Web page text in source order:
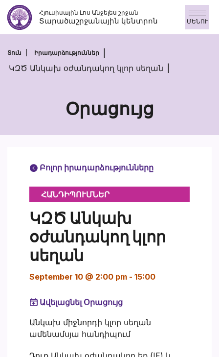
Անցնել
բովանդակությանըՀյուսիսային Լոս Անջելես շրջան
Տարածաշրջանային կենտրոն ՄԵՆՈՒ
Տուն Իրադարձություններ
ԿԶԾ Անկախ օժանդակող կլոր սեղան
Օրացույց
Բոլոր իրադարձությունները
ՀԱՆԴԻՊՈՒՄՆԵՐ
ԿԶԾ Անկախ
օժանդակող կլոր
սեղան
September 10 @ 2:00 pm - 15:00
Ավելացնել Օրացույց
Անկախ միջնորդի կլոր սեղան
ամենամսյա հանդիպում